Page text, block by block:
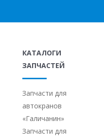
КАТАЛОГИ
ЗАПЧАСТЕЙ
Запчасти для
автокранов
«Галичанин»
Запчасти для